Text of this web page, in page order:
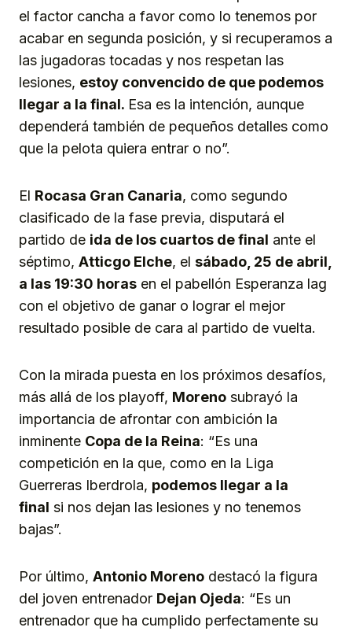
el factor cancha a favor como lo tenemos por
acabar en segunda posición, y si recuperamos a
las jugadoras tocadas y nos respetan las
lesiones, estoy convencido de que podemos
llegar a la final. Esa es la intención, aunque
dependerá también de pequeños detalles como
que la pelota quiera entrar o no”.
El Rocasa Gran Canaria, como segundo
clasificado de la fase previa, disputará el
partido de ida de los cuartos de final ante el
séptimo, Atticgo Elche, el sábado, 25 de abril,
a las 19:30 horas en el pabellón Esperanza lag
con el objetivo de ganar o lograr el mejor
resultado posible de cara al partido de vuelta.
Con la mirada puesta en los próximos desafíos,
más allá de los playoff, Moreno subrayó la
importancia de afrontar con ambición la
inminente Copa de la Reina: “Es una
competición en la que, como en la Liga
Guerreras Iberdrola, podemos llegar a la
final si nos dejan las lesiones y no tenemos
bajas”.
Por último, Antonio Moreno destacó la figura
del joven entrenador Dejan Ojeda: “Es un
entrenador que ha cumplido perfectamente su